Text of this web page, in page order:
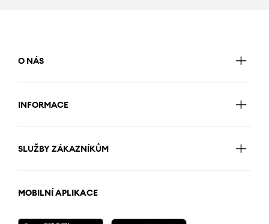
O NÁS
INFORMACE
SLUŽBY ZÁKAZNÍKŮM
MOBILNÍ APLIKACE